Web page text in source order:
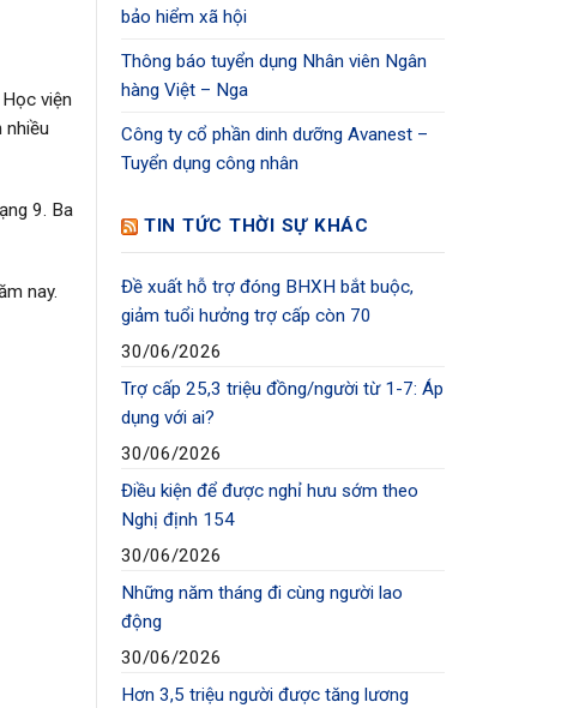
viện
nhiều
9. Ba
nay.
bảo hiểm xã hội
Thông báo tuyển dụng Nhân viên Ngân
hàng Việt – Nga
Công ty cổ phần dinh dưỡng Avanest –
Tuyển dụng công nhân
TIN TỨC THỜI SỰ KHÁC
Đề xuất hỗ trợ đóng BHXH bắt buộc,
giảm tuổi hưởng trợ cấp còn 70
30/06/2026
Trợ cấp 25,3 triệu đồng/người từ 1-7: Áp
dụng với ai?
30/06/2026
Điều kiện để được nghỉ hưu sớm theo
Nghị định 154
30/06/2026
Những năm tháng đi cùng người lao
động
30/06/2026
Hơn 3,5 triệu người được tăng lương